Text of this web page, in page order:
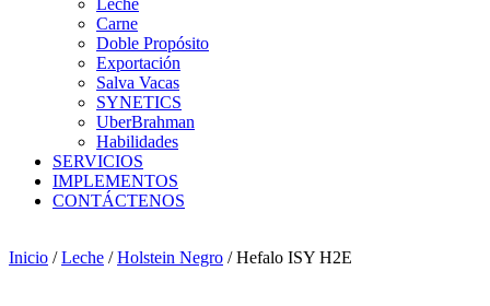
Leche
Carne
Doble Propósito
Exportación
Salva Vacas
SYNETICS
UberBrahman
Habilidades
SERVICIOS
IMPLEMENTOS
CONTÁCTENOS
Inicio /Leche /Holstein Negro / Hefalo ISY H2E